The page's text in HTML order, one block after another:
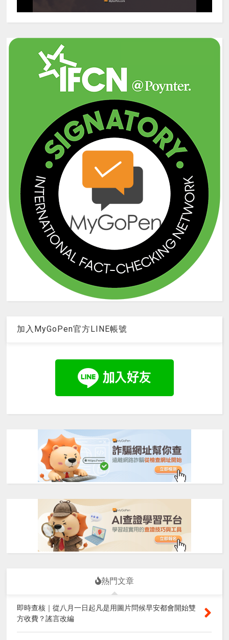
加入MyGoPen官方LINE帳號
熱門文章
即時查核｜從八月一日起凡是用圖片問候早安都會開始雙
方收費？謠言改編